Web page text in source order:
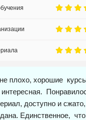
плохо, хорошие
доступно и
Единственное,